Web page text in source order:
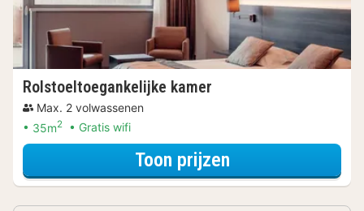
Rolstoeltoegankelijke kamer
Max. 2 volwassenen
35m2 Gratis wifi
Toon prijzenvoor Met